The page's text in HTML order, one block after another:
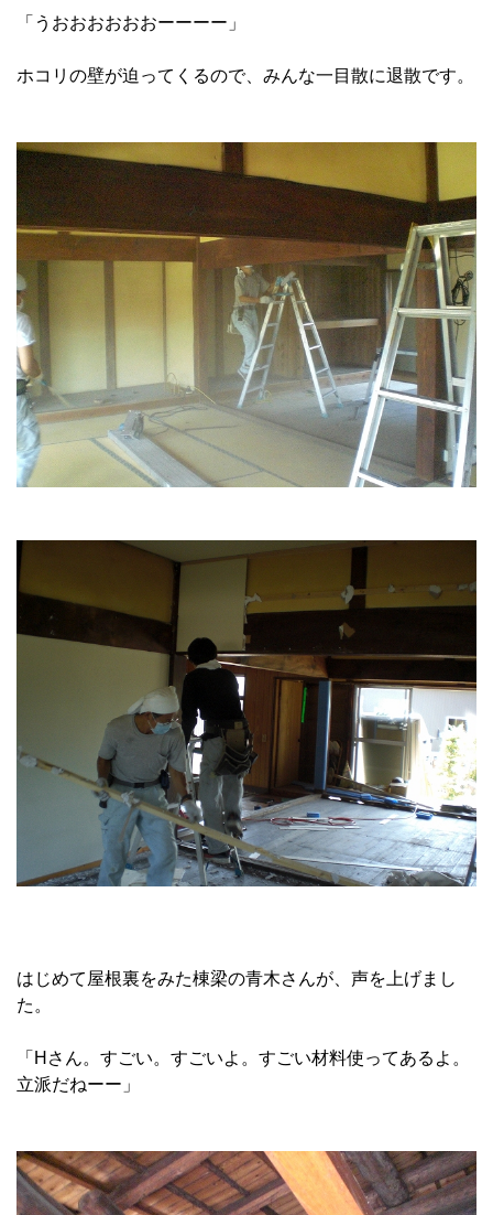
「うおおおおおおーーーー」
ホコリの壁が迫ってくるので、みんな一目散に退散です。
はじめて屋根裏をみた棟梁の青木さんが、声を上げまし
た。
「Hさん。すごい。すごいよ。すごい材料使ってあるよ。
立派だねーー」